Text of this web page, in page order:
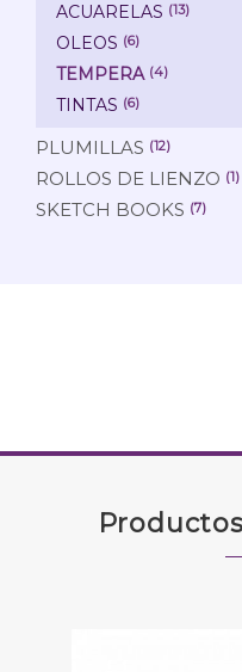
ACUARELAS (13)
OLEOS (6)
TEMPERA (4)
TINTAS (6)
PLUMILLAS (12)
ROLLOS DE LIENZO (1)
SKETCH BOOKS (7)